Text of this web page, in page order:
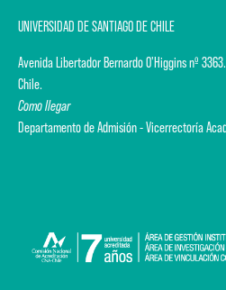
UNIVERSIDAD DE SANTIAGO DE CHILE
Avenida Libertador Bernardo O'Higgins nº
Chile.
Como llegar
Departamento de Admisión - Vicerrectoría